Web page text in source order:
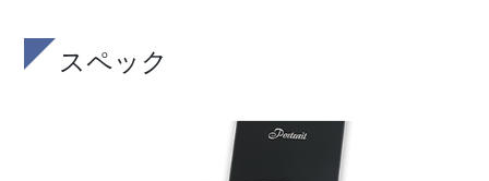
スペック